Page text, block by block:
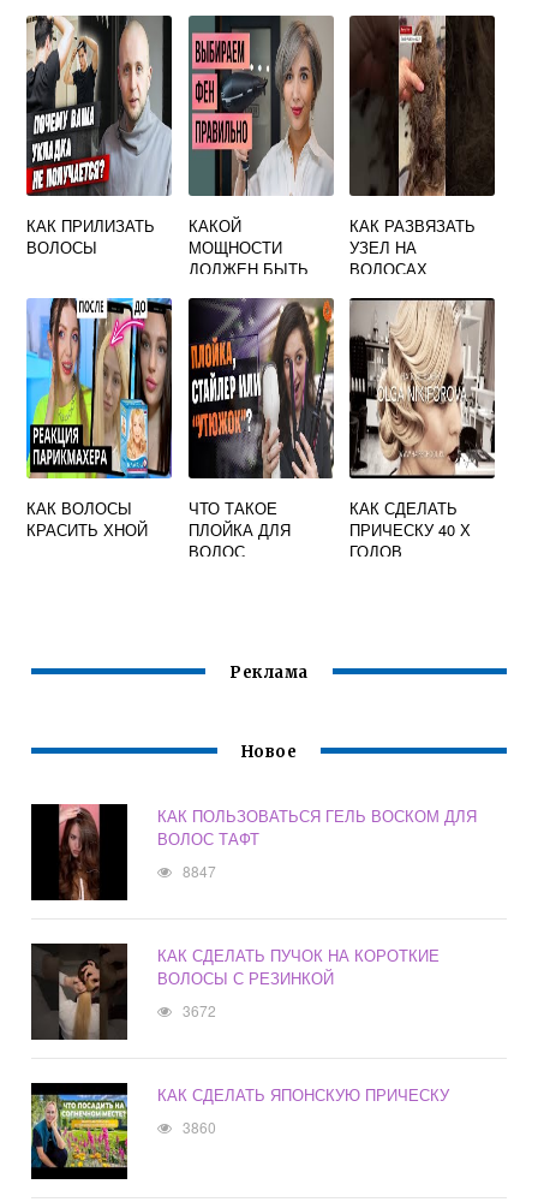
ДЛИННЫЕ
ГУСТЫЕ ВОЛОСЫ
РЕБЕНКУ
КАК ПРИЛИЗАТЬ
ВОЛОСЫ
КАКОЙ
МОЩНОСТИ
ДОЛЖЕН БЫТЬ
ПРОФЕССИОНАЛЬ
НЫЙ
КАК РАЗВЯЗАТЬ
УЗЕЛ НА
ВОЛОСАХ
КАК ВОЛОСЫ
КРАСИТЬ ХНОЙ
ЧТО ТАКОЕ
ПЛОЙКА ДЛЯ
ВОЛОС
КАК СДЕЛАТЬ
ПРИЧЕСКУ 40 Х
ГОДОВ
Реклама
Новое
КАК ПОЛЬЗОВАТЬСЯ ГЕЛЬ ВОСКОМ ДЛЯ
ВОЛОС ТАФТ
8847
КАК СДЕЛАТЬ ПУЧОК НА КОРОТКИЕ
ВОЛОСЫ С РЕЗИНКОЙ
3672
КАК СДЕЛАТЬ ЯПОНСКУЮ ПРИЧЕСКУ
3860